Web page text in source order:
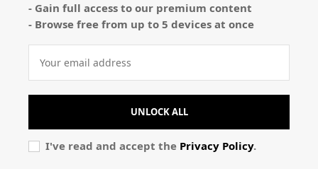
- Gain full access to our premium content
- Browse free from up to 5 devices at once
UNLOCK ALL
I've read and accept the Privacy Policy.